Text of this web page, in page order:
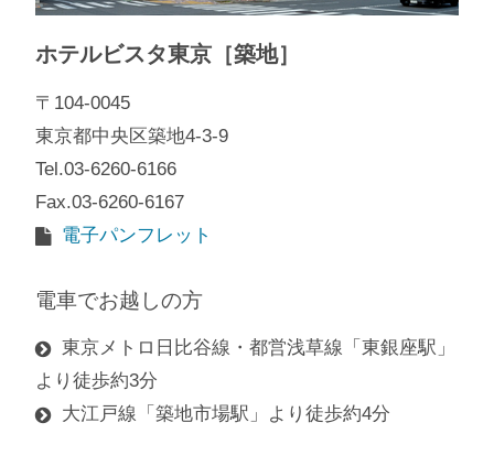
ホテルビスタ東京［築地］
〒104-0045
東京都中央区築地4-3-9
Tel.03-6260-6166
Fax.03-6260-6167
電子パンフレット
電車でお越しの方
東京メトロ日比谷線・都営浅草線「東銀座駅」
より徒歩約3分
大江戸線「築地市場駅」より徒歩約4分